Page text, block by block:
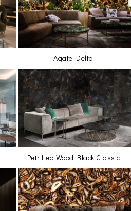
Agate Delta
Petrified Wood Black Classic